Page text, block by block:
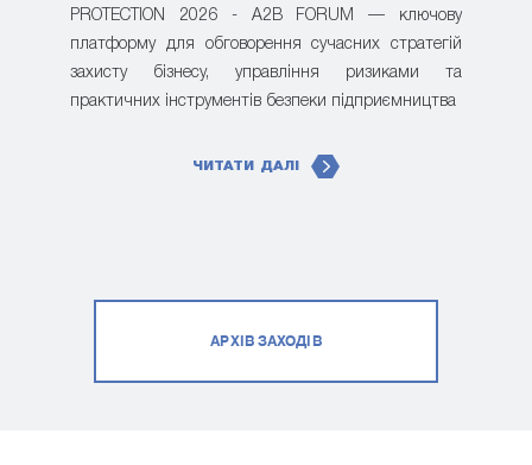
PROTECTION 2026 - A2B FORUM — ключову
платформу для обговорення сучасних стратегій
захисту бізнесу, управління ризиками та
практичних інструментів безпеки підприємництва
ЧИТАТИ ДАЛІ
АРХІВ ЗАХОДІВ